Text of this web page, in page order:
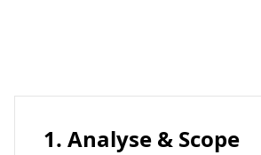
1. Analyse & Scope